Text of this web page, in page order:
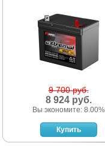
9 700 руб.
8 924 руб.
Вы экономите: 8.00%